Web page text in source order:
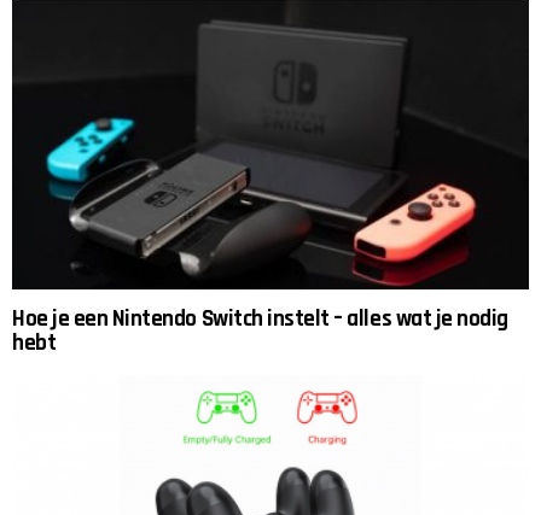
Hoe je een Nintendo Switch instelt – alles wat je nodig
hebt